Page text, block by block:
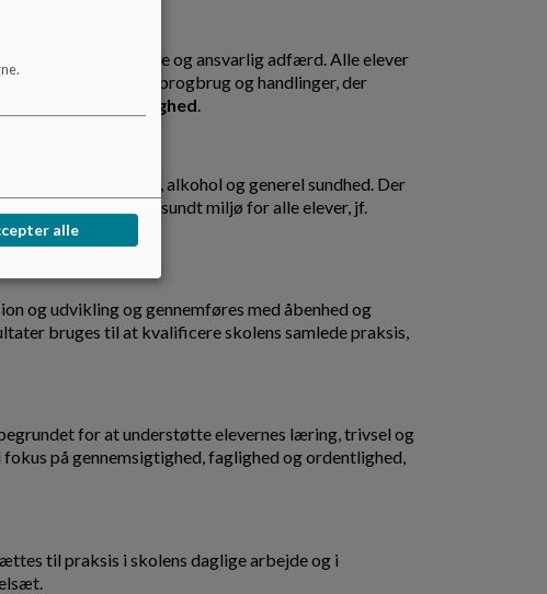
ordentlig tone og ansvarlig adfærd. Alle elever
i fællesskabet. Sprogbrug og handlinger, der
og Ordentlighed.
til kost, rygning, alkohol og generel sundhed. Der
skolen er et trygt og sundt miljø for alle elever, jf.
og udvikling og gennemføres med åbenhed og
bruges til at kvalificere skolens samlede praksis,
for at understøtte elevernes læring, trivsel og
på gennemsigtighed, faglighed og ordentlighed,
til praksis i skolens daglige arbejde og i
alle